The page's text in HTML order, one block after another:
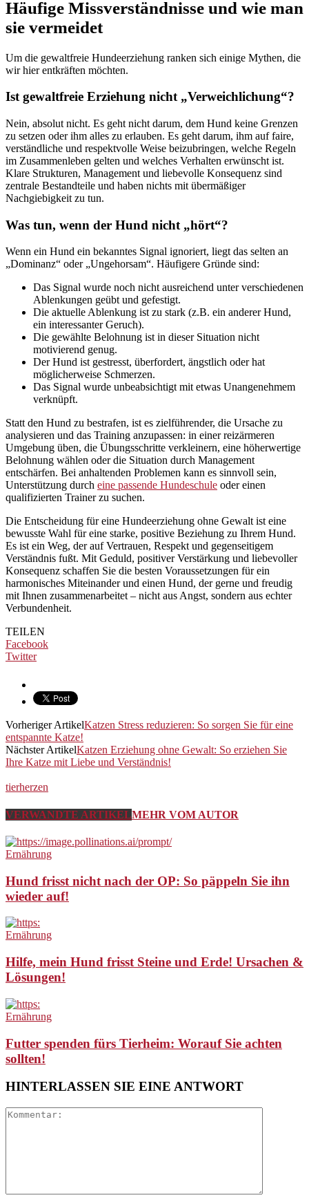
Häufige Missverständnisse und wie man
sie vermeidet
Um die gewaltfreie Hundeerziehung ranken sich einige Mythen, die
wir hier entkräften möchten.
Ist gewaltfreie Erziehung nicht „Verweichlichung“?
Nein, absolut nicht. Es geht nicht darum, dem Hund keine Grenzen
zu setzen oder ihm alles zu erlauben. Es geht darum, ihm auf faire,
verständliche und respektvolle Weise beizubringen, welche Regeln
im Zusammenleben gelten und welches Verhalten erwünscht ist.
Klare Strukturen, Management und liebevolle Konsequenz sind
zentrale Bestandteile und haben nichts mit übermäßiger
Nachgiebigkeit zu tun.
Was tun, wenn der Hund nicht „hört“?
Wenn ein Hund ein bekanntes Signal ignoriert, liegt das selten an
„Dominanz“ oder „Ungehorsam“. Häufigere Gründe sind:
Das Signal wurde noch nicht ausreichend unter verschiedenen
Ablenkungen geübt und gefestigt.
Die aktuelle Ablenkung ist zu stark (z.B. ein anderer Hund,
ein interessanter Geruch).
Die gewählte Belohnung ist in dieser Situation nicht
motivierend genug.
Der Hund ist gestresst, überfordert, ängstlich oder hat
möglicherweise Schmerzen.
Das Signal wurde unbeabsichtigt mit etwas Unangenehmem
verknüpft.
Statt den Hund zu bestrafen, ist es zielführender, die Ursache zu
analysieren und das Training anzupassen: in einer reizärmeren
Umgebung üben, die Übungsschritte verkleinern, eine höherwertige
Belohnung wählen oder die Situation durch Management
entschärfen. Bei anhaltenden Problemen kann es sinnvoll sein,
Unterstützung durch eine passende Hundeschule oder einen
qualifizierten Trainer zu suchen.
Die Entscheidung für eine Hundeerziehung ohne Gewalt ist eine
bewusste Wahl für eine starke, positive Beziehung zu Ihrem Hund.
Es ist ein Weg, der auf Vertrauen, Respekt und gegenseitigem
Verständnis fußt. Mit Geduld, positiver Verstärkung und liebevoller
Konsequenz schaffen Sie die besten Voraussetzungen für ein
harmonisches Miteinander und einen Hund, der gerne und freudig
mit Ihnen zusammenarbeitet – nicht aus Angst, sondern aus echter
Verbundenheit.
TEILEN
Facebook
Twitter
Vorheriger ArtikelKatzen Stress reduzieren: So sorgen Sie für eine
entspannte Katze!
Nächster ArtikelKatzen Erziehung ohne Gewalt: So erziehen Sie
Ihre Katze mit Liebe und Verständnis!
tierherzen
VERWANDTE ARTIKELMEHR VOM AUTOR
Ernährung
Hund frisst nicht nach der OP: So päppeln Sie ihn
wieder auf!
Ernährung
Hilfe, mein Hund frisst Steine und Erde! Ursachen &
Lösungen!
Ernährung
Futter spenden fürs Tierheim: Worauf Sie achten
sollten!
HINTERLASSEN SIE EINE ANTWORT